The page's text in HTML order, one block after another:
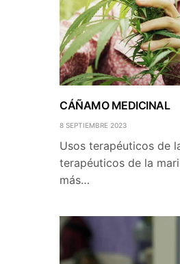
CÁÑAMO MEDICINAL
8 SEPTIEMBRE 2023
Usos terapéuticos de
terapéuticos de la
más…